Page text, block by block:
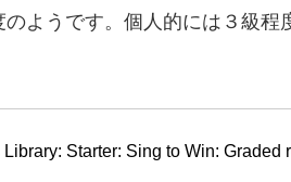
ようです。個人的には３級程
Starter: Sing to Win: Graded